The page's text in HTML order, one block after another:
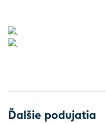
Ďalšie podujatia